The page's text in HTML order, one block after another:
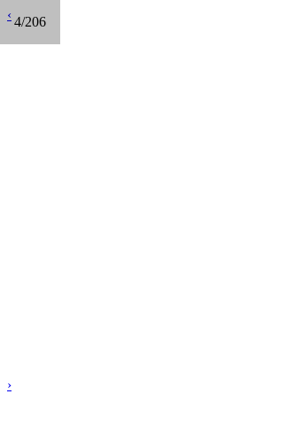
4/206
‹
›